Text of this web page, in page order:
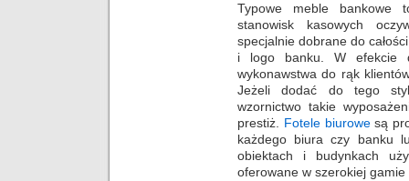
Typowe meble bankowe
stanowisk kasowych
specjalnie dobrane do
i logo banku. W efekcie
wykonawstwa do rąk
Jeżeli dodać do tego
wzornictwo takie
prestiż. Fotele biurowesą
każdego biura czy banku
obiektach i budynkach
oferowane w szerokiej gamie